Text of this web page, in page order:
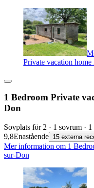
Private vacation
1 Bedroom Private
Don
Sovplats för 2 · 1 sovrum ·
9,8Enastående 15 externa
Mer information om 1
sur-Don